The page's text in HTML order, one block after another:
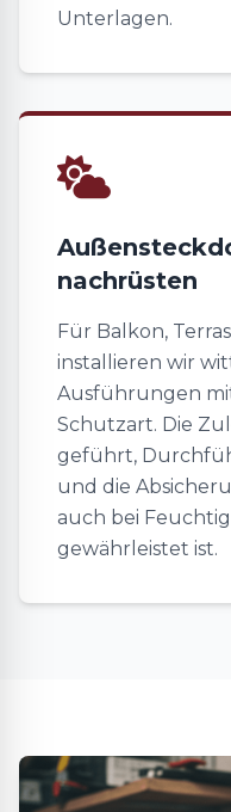
Unterlagen.
nachrüsten
Für Balkon,
installieren wir
Ausführungen
Schutzart. Die
geführt,
und die
auch bei
gewährleistet ist.